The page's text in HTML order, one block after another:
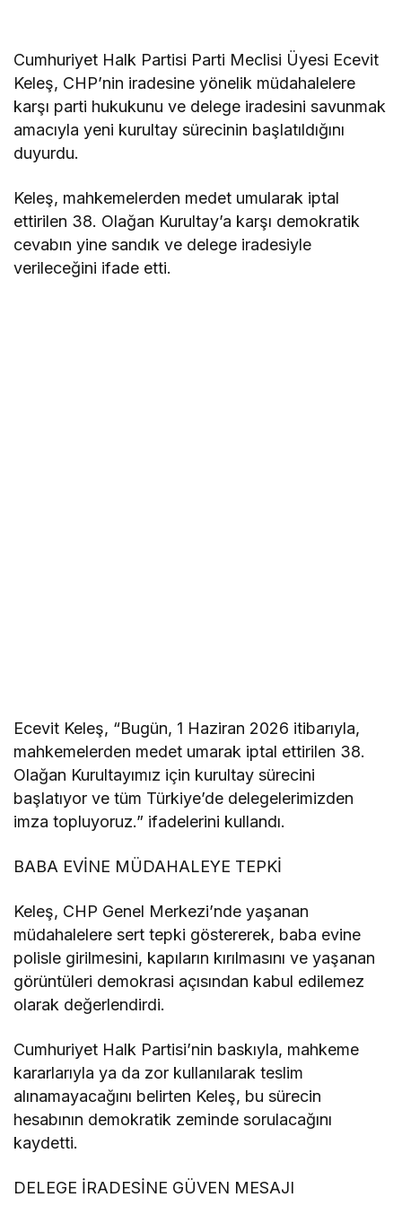
Cumhuriyet Halk Partisi Parti Meclisi Üyesi Ecevit
Keleş, CHP’nin iradesine yönelik müdahalelere
karşı parti hukukunu ve delege iradesini savunmak
amacıyla yeni kurultay sürecinin başlatıldığını
duyurdu.
Keleş, mahkemelerden medet umularak iptal
ettirilen 38. Olağan Kurultay’a karşı demokratik
cevabın yine sandık ve delege iradesiyle
verileceğini ifade etti.
Ecevit Keleş, “Bugün, 1 Haziran 2026 itibarıyla,
mahkemelerden medet umarak iptal ettirilen 38.
Olağan Kurultayımız için kurultay sürecini
başlatıyor ve tüm Türkiye’de delegelerimizden
imza topluyoruz.” ifadelerini kullandı.
BABA EVİNE MÜDAHALEYE TEPKİ
Keleş, CHP Genel Merkezi’nde yaşanan
müdahalelere sert tepki göstererek, baba evine
polisle girilmesini, kapıların kırılmasını ve yaşanan
görüntüleri demokrasi açısından kabul edilemez
olarak değerlendirdi.
Cumhuriyet Halk Partisi’nin baskıyla, mahkeme
kararlarıyla ya da zor kullanılarak teslim
alınamayacağını belirten Keleş, bu sürecin
hesabının demokratik zeminde sorulacağını
kaydetti.
DELEGE İRADESİNE GÜVEN MESAJI